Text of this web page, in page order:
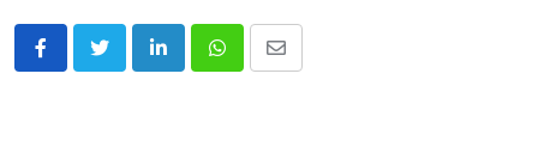
LinkedInWhatsappShare